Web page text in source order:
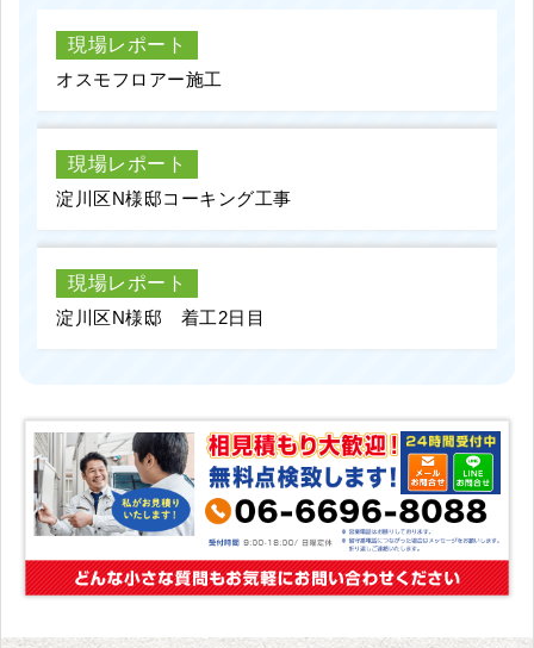
現場レポート
オスモフロアー施工
現場レポート
淀川区N様邸コーキング工事
現場レポート
淀川区N様邸 着工2日目